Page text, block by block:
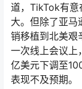
道，TikTok有意
大。但除了亚马
销移植到北美艰
一次线上会议
亿美元下调至
表现不及预期。